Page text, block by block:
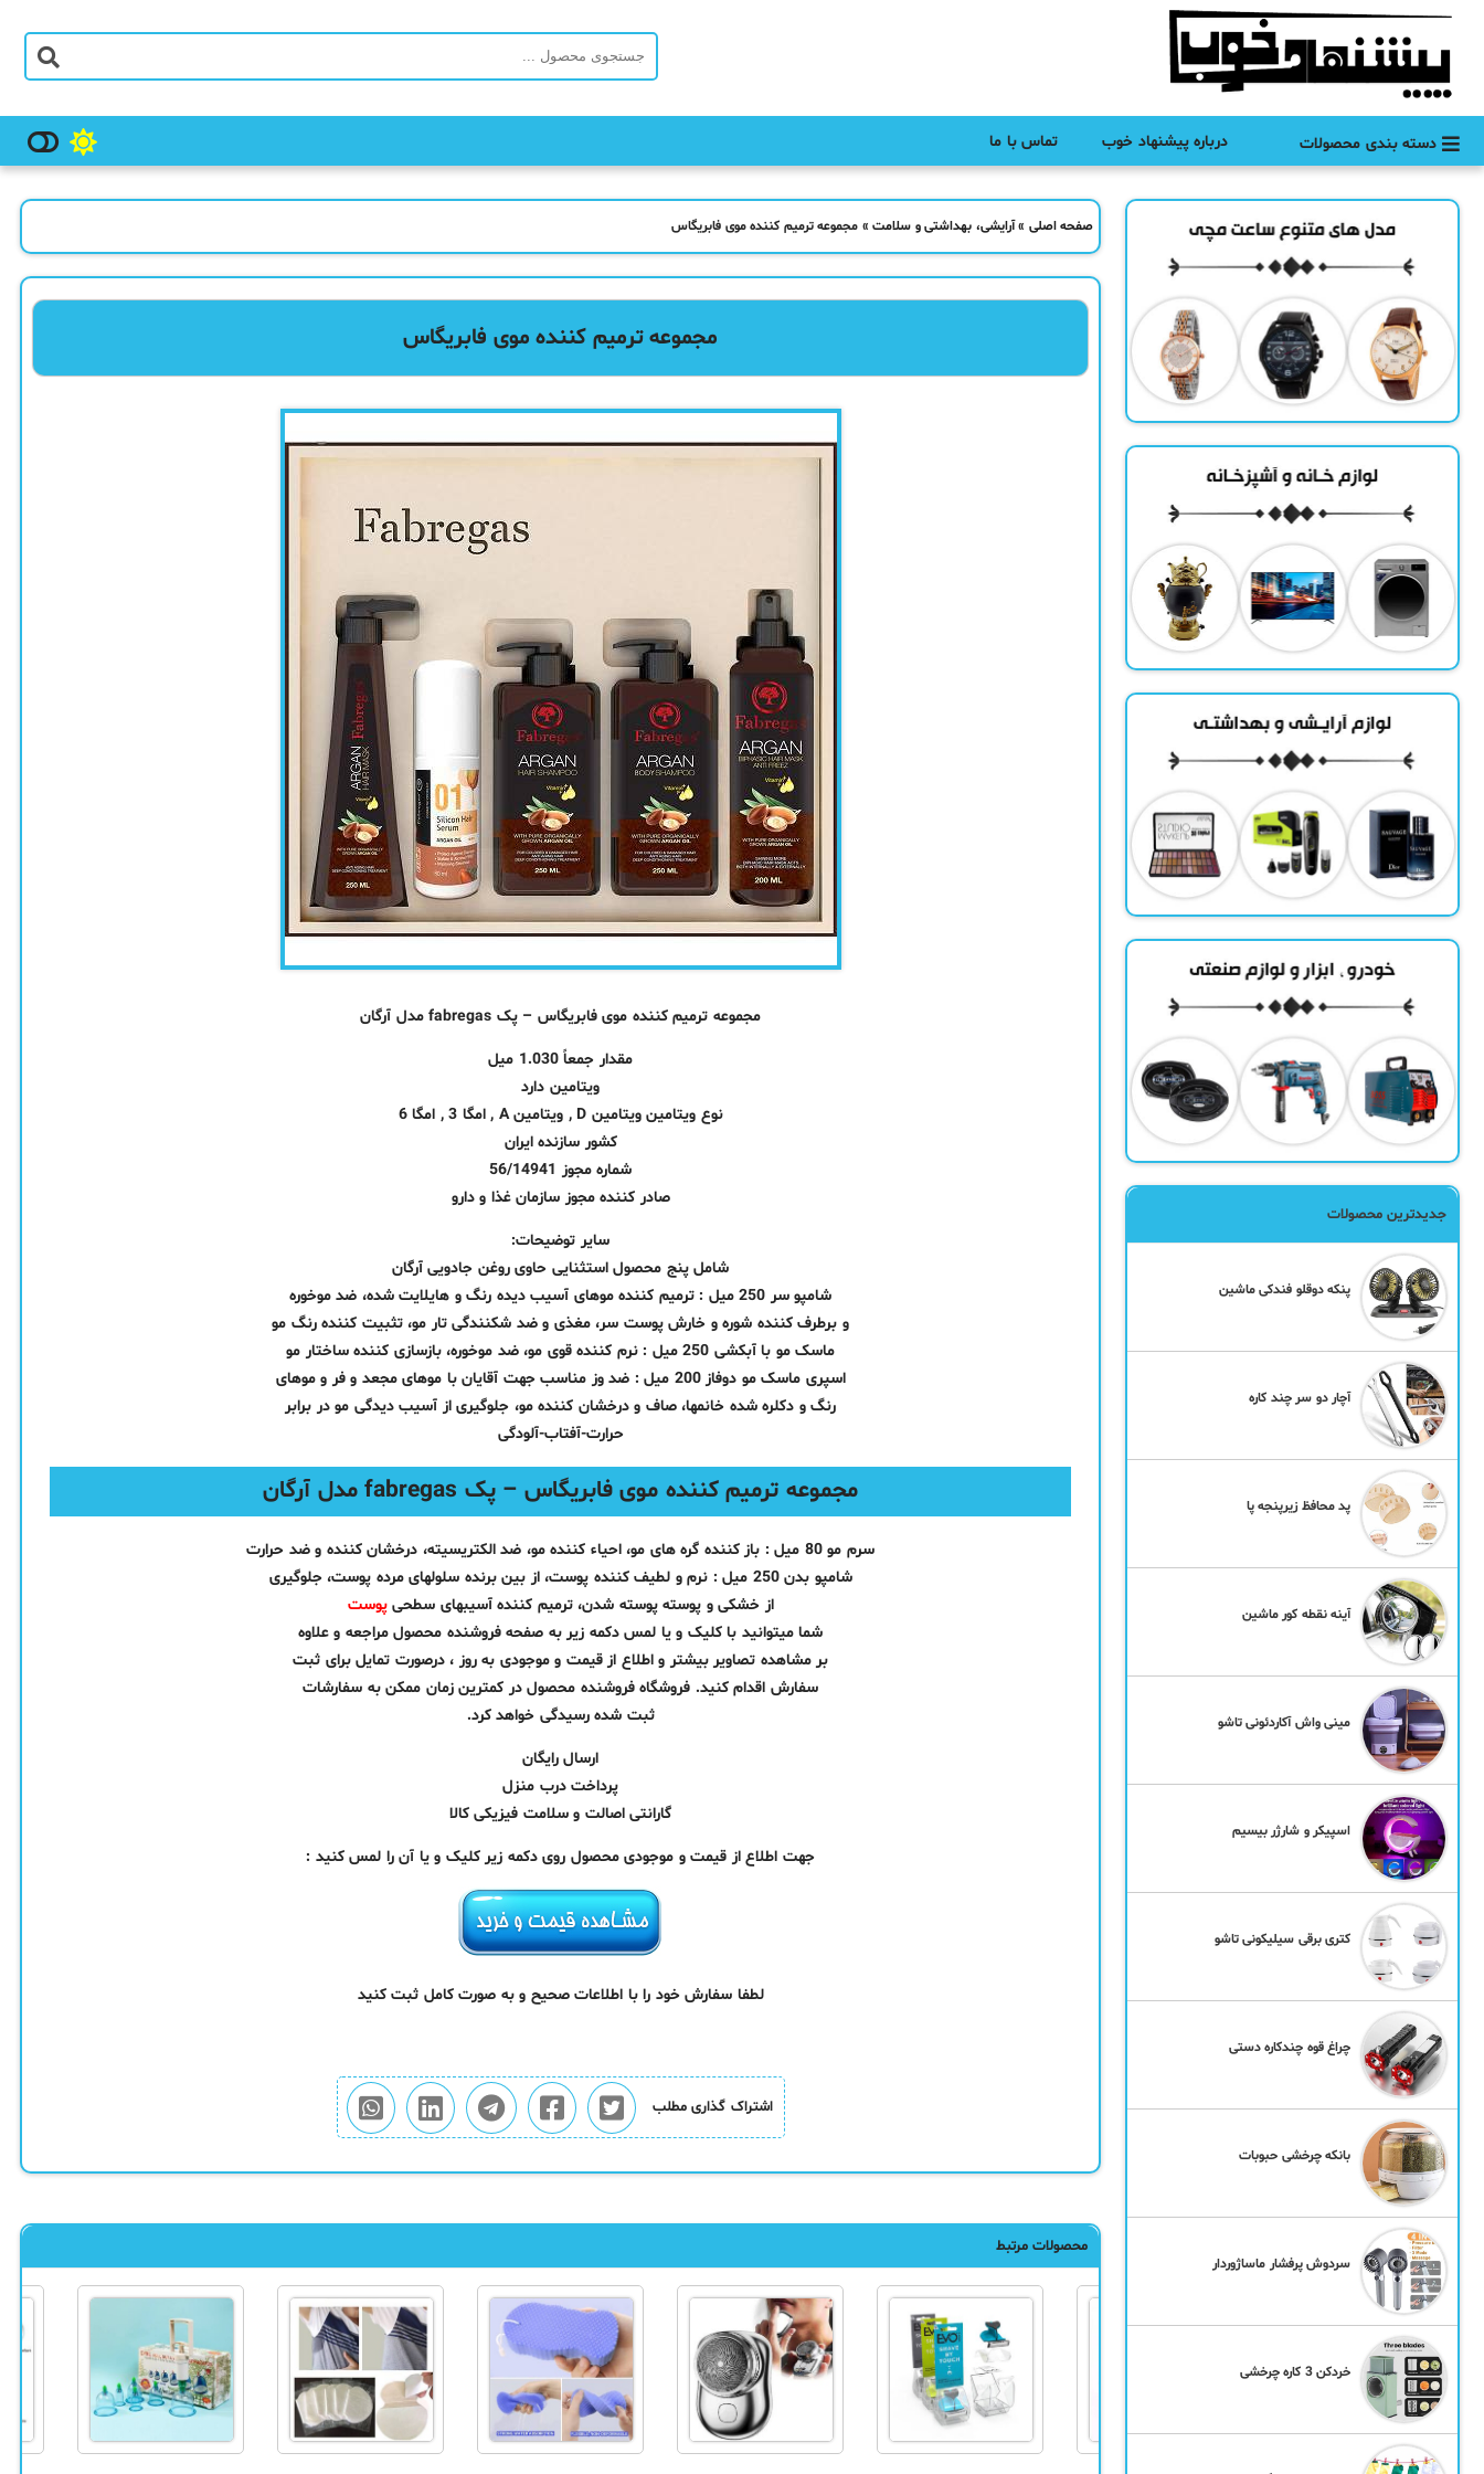
دسته بندی محصولات درباره پیشنهاد خوب تماس با ما
صفحه اصلی »آرایشی، بهداشتی و سلامت » مجموعه ترمیم کننده موی فابریگاس
مجموعه ترمیم کننده موی فابریگاس
مجموعه ترمیم کننده موی فابریگاس – پک fabregas مدل آرگان
مقدار جمعاً 1.030 میل
ویتامین دارد
نوع ویتامین ویتامین D , ویتامین A , امگا 3 , امگا 6
کشور سازنده ایران
شماره مجوز 56/14941
صادر کننده مجوز سازمان غذا و دارو
سایر توضیحات:
شامل پنج محصول استثنایی حاوی روغن جادویی آرگان
شامپو سر 250 میل : ترمیم کننده موهای آسیب دیده رنگ و هایلایت شده، ضد موخوره
و برطرف کننده شوره و خارش پوست سر، مغذی و ضد شکنندگی تار مو، تثبیت کننده رنگ مو
ماسک مو با آبکشی 250 میل : نرم کننده قوی مو، ضد موخوره، بازسازی کننده ساختار مو
اسپری ماسک مو دوفاز 200 میل : ضد وز مناسب جهت آقایان با موهای مجعد و فر و موهای
رنگ و دکلره شده خانمها، صاف و درخشان کننده مو، جلوگیری از آسیب دیدگی مو در برابر
حرارت-آفتاب-آلودگی
مجموعه ترمیم کننده موی فابریگاس – پک fabregas مدل آرگان
سرم مو 80 میل : باز کننده گره های مو، احیاء کننده مو، ضد الکتریسیته، درخشان کننده و ضد حرارت
شامپو بدن 250 میل : نرم و لطیف کننده پوست، از بین برنده سلولهای مرده پوست، جلوگیری
از خشکی و پوسته پوسته شدن، ترمیم کننده آسیبهای سطحیپوست
شما میتوانید با کلیک و یا لمس دکمه زیر به صفحه فروشنده محصول مراجعه و علاوه
بر مشاهده تصاویر بیشتر و اطلاع از قیمت و موجودی به روز ، درصورت تمایل برای ثبت
سفارش اقدام کنید. فروشگاه فروشنده محصول در کمترین زمان ممکن به سفارشات
ثبت شده رسیدگی خواهد کرد.
ارسال رایگان
پرداخت درب منزل
گارانتی اصالت و سلامت فیزیکی کالا
جهت اطلاع از قیمت و موجودی محصول روی دکمه زیر کلیک و یا آن را لمس کنید :
لطفا سفارش خود را با اطلاعات صحیح و به صورت کامل ثبت کنید
اشتراک گذاری مطلب
محصولات مرتبط
جدیدترین محصولات
پنکه دوقلو فندکی ماشین
آچار دو سر چند کاره
پد محافظ زیرپنجه پا
آینه نقطه کور ماشین
مینی واش آکاردئونی تاشو
اسپیکر و شارژر بیسیم
کتری برقی سیلیکونی تاشو
چراغ قوه چندکاره دستی
بانکه چرخشی حبوبات
سردوش پرفشار ماساژوردار
خردکن 3 کاره چرخشی